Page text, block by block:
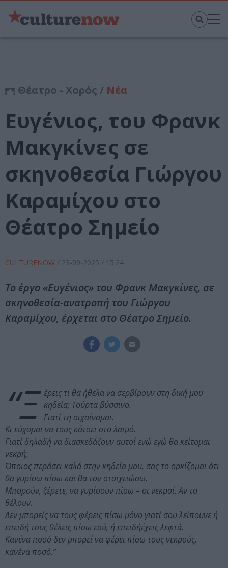
Θέατρο - Χορός / Νέα
Ευγένιος, του Φρανκ
Μακγκίνες σε
σκηνοθεσία Γιώργου
Καραμίχου στο
Θέατρο Σημείο
CULTURENOW / 23-09-2025 / 15:24
Το έργο «Ευγένιος» του Φρανκ Μακγκίνες, σε
σκηνοθεσία-ανατροπή του Γιώργου
Καραμίχου, έρχεται στο Θέατρο Σημείο.
“Ξ έρεις τι θα ήθελα να σερβίρουν στη δική µου
κηδεία; Τούρτα βύσσινο.
Γιατί τη σιχαίνοµαι.
Κι εύχοµαι να τους κάτσει στο λαιµό.
Γιατί δηλαδή να διασκεδάζουν αυτοί ενώ εγώ θα κείτοµαι
νεκρή;
Όποιος περάσει καλά στην κηδεία µου, σας το ορκίζοµαι ότι
θα γυρίσω πίσω και θα τον στοιχειώσω.
Μπορούν, ξέρετε, να γυρίσουν πίσω – οι νεκροί. Αν το
θέλουν.
Δεν µπορείς να τους φέρεις πίσω µόνο γιατί σου λείπουνε ή
επειδή τους θέλεις πίσω εσύ, ή επειδήέχεις λεφτά.
Κανένα ποσό δεν µπορεί να φέρει πίσω τους νεκρούς,
κανένα ποσό.”